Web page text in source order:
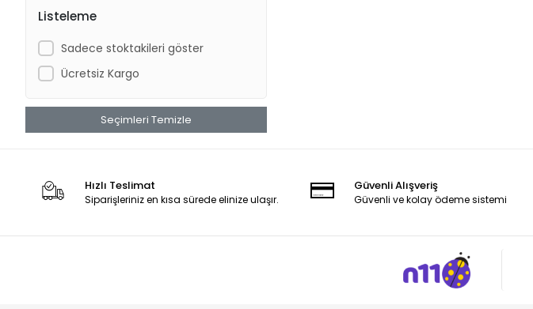
CRKT
CYBERGUN
DFT
Discovery
Ferrino
Listeleme
Sadece stoktakileri göster
Ücretsiz Kargo
Seçimleri Temizle
Hızlı Teslimat
Siparişleriniz en kısa sürede elinize ulaşır.
Güvenli Alışveriş
Güvenli ve kolay ödeme sistemi